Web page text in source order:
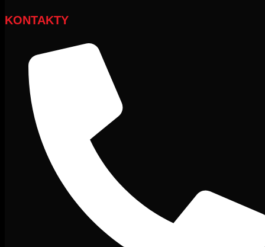
KONTAKTY